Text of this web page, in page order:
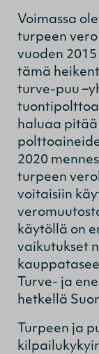
Voimassa
turpeen
vuoden
tämä
turve-puu
haluaa
2020
turpeen
voitaisiin
käytöllä on
vaikutukset
Turve- ja
hetkellä
Turpeen ja